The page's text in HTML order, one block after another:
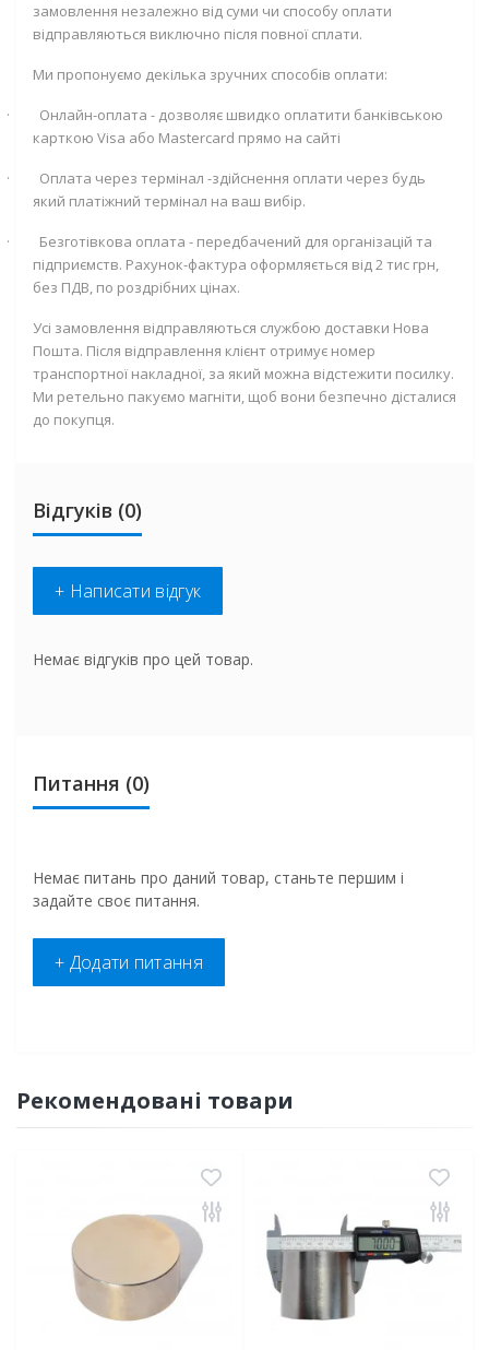
замовлення незалежно від суми чи способу оплати
відправляються виключно після повної сплати.
Ми пропонуємо декілька зручних способів оплати:
·
Онлайн-оплата - дозволяє швидко оплатити банківською
карткою Visa або Mastercard прямо на сайті
·
Оплата через термінал -здійснення оплати через будь
який платіжний термінал на ваш вибір.
·
Безготівкова оплата - передбачений для організацій та
підприємств. Рахунок-фактура оформляється від 2 тис грн,
без ПДВ, по роздрібних цінах.
Усі замовлення відправляються службою доставки Нова
Пошта. Після відправлення клієнт отримує номер
транспортної накладної, за який можна відстежити посилку.
Ми ретельно пакуємо магніти, щоб вони безпечно дісталися
до покупця.
Відгуків (0)
+ Написати відгук
Немає відгуків про цей товар.
Питання (0)
Немає питань про даний товар, станьте першим і
задайте своє питання.
+ Додати питання
Рекомендовані товари